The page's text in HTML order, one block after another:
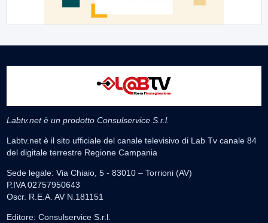
Labtv.net è un prodotto Consulservice S.r.l.
Labtv.net è il sito ufficiale del canale televisivo di Lab Tv canale 84
del digitale terrestre Regione Campania
Sede legale: Via Chiaio, 5 - 83010 – Torrioni (AV)
P.IVA 02757950643
Oscr. R.E.A. AV N.181151
Editore: Consulservice S.r.l.